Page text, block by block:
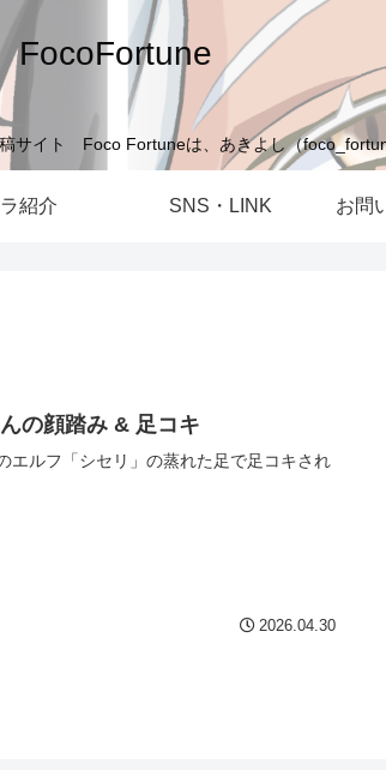
FocoFortune
サイト Foco Fortuneは、あきよし（
紹介 SNS・LINK お問
の顔踏み & 足コキ
エルフ「シセリ」の蒸れた足で足コキされ
2026.04.30